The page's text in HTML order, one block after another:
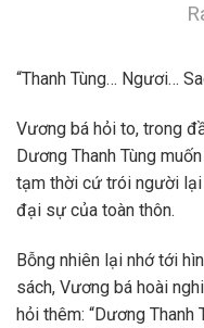
“Thanh Tùng… Ngươi…
Vương bá hỏi to, trong
Dương Thanh Tùng
tạm thời cứ trói người lại
đại sự của toàn thôn.
Bỗng nhiên lại nhớ tới
sách, Vương bá hoài
hỏi thêm: “Dương